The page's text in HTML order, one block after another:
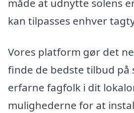
måde at udnytte solens
kan tilpasses enhver
Vores platform gør det
finde de bedste tilbud på
erfarne fagfolk i dit
mulighederne for at